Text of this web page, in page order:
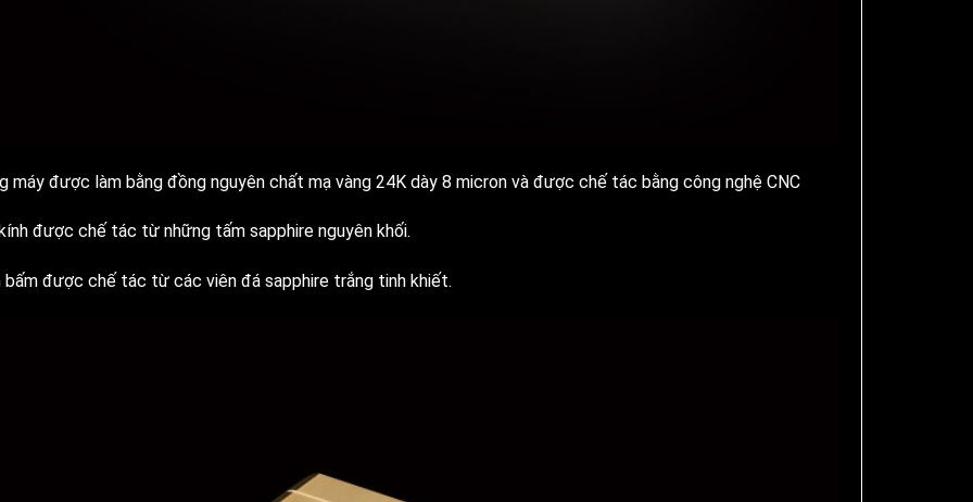
máy được làm bằng đồng nguyên chất mạ vàng 24K dày 8 micron và được chế tác bằng công nghệ CNC
được chế tác từ những tấm sapphire nguyên khối.
bấm được chế tác từ các viên đá sapphire trắng tinh khiết.